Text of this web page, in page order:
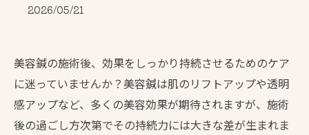
2026/05/21
美容鍼の施術後、効果をしっかり持続させるためのケア
に迷っていませんか？美容鍼は肌のリフトアップや透明
感アップなど、多くの美容効果が期待されますが、施術
後の過ごし方次第でその持続力には大きな差が生まれま